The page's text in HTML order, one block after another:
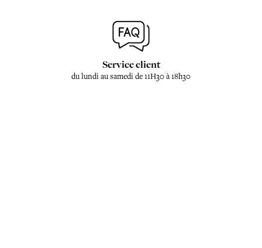
Service client
du lundi au samedi de 11H30 à 18h30